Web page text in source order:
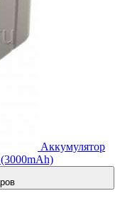
Аккумулятор